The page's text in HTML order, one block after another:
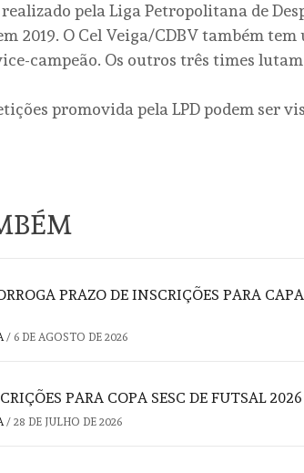
pela Liga Petropolitana de
2019. O Cel Veiga/CDBV também
campeão. Os outros três times
promovida pela LPD podem ser
PRAZO DE INSCRIÇÕES PARA
/ 6 DE AGOSTO DE 2026
PARA COPA SESC DE FUTSAL 2026
/ 28 DE JULHO DE 2026